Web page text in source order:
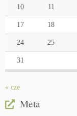
10 11
17 18
24 25
31
« cze
Meta